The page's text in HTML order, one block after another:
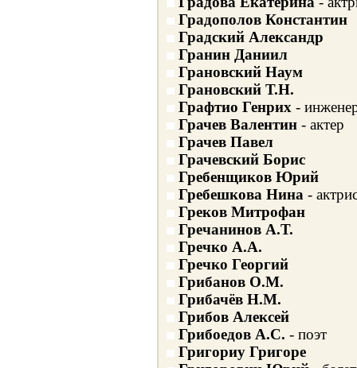
Градополов Константин
Градский Александр
Гранин Даниил
Грановский Наум
Грановский Т.Н.
Графтио Генрих -
Грачев Валентин- актер
Грачев Павел
Грачевский Борис
Гребенщиков Юрий
Гребешкова Нина -
Греков Митрофан
Гречанинов А.Т.
Гречко А.А.
Гречко Георгий
Грибанов О.М.
Грибачёв Н.М.
Грибов Алексей
Грибоедов А.С. - поэт
Григориу Григоре